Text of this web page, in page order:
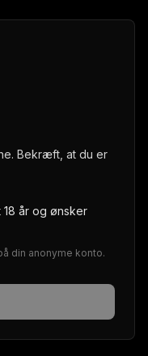
Bekræft, at du er
år og ønsker
din anonyme konto.